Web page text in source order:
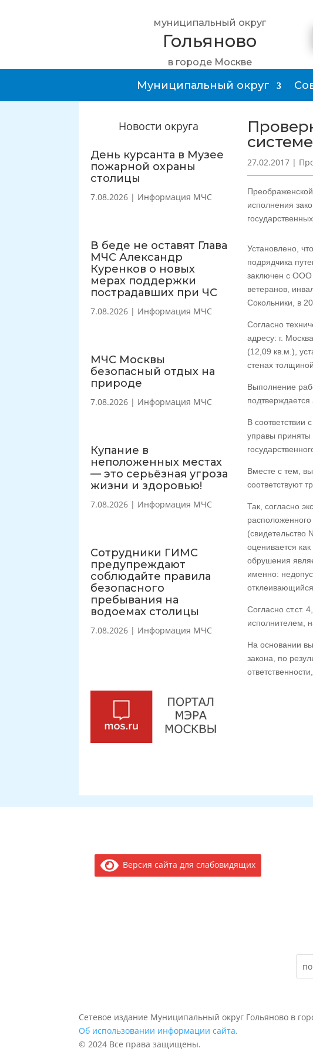
муниципальный округ
Гольяново
в городе Москве
Муниципальный округ
Новости округа
День курсанта в Музее
пожарной охраны
столицы
7.08.2026 | Информация МЧС
В беде не оставят Глава
МЧС Александр
Куренков о новых
мерах поддержки
пострадавших при ЧС
7.08.2026 | Информация МЧС
МЧС Москвы
безопасный отдых на
природе
7.08.2026 | Информация МЧС
Купание в
неположенных местах
— это серьёзная угроза
жизни и здоровью!
7.08.2026 | Информация МЧС
Сотрудники ГИМС
предупреждают
соблюдайте правила
безопасного
пребывания на
водоемах столицы
7.08.2026 | Информация МЧС
системе
27.02.2017|
исполнения
Установлено,
подрядчика
заключен с ООО
ветеранов,
Сокольники, в
Согласно
адресу: г.
(12,09 кв.м.),
стенах
Выполнение
В соответствии
управы приняты
Вместе с тем,
соответствуют
Так, согласно
оценивается
обрушения
именно:
отклеивающийся
Согласно ст.ст.
исполнителем,
На основании
закона, по
Версия сайта для слабовидящих
Сетевое издание Муниципальный округ Гольяново в
Об использовании информации сайта.
© 2024 Все права защищены.